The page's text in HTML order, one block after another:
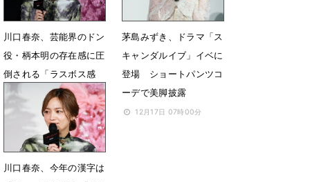
川口春奈、芸能界のドン
役・柄本明の存在感に圧
倒される「ラスボス感
が…！」
12月22日 08時01分
茅島みずき、ドラマ「ス
キャンダルイブ」イベに
登場 ショートパンツコ
ーデで美脚披露
12月17日 07時00分
川口春奈、今年の漢字は